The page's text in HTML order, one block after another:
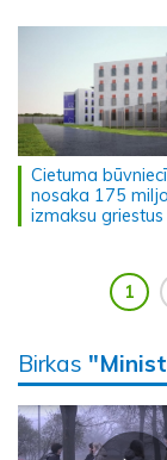
Cietuma
nosaka 175
izmaksu griestus
1
Birkas